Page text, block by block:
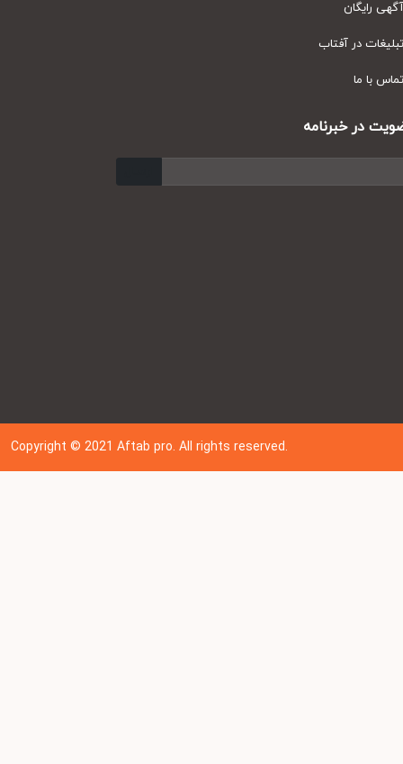
رایگان
در آفتاب
با ما
در خبرنامه
Copyright © 202 1Aftab pro. All rights reserved.